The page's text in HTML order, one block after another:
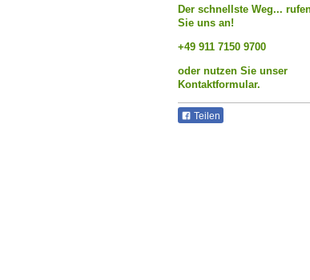
Der schnellste Weg...
Sie uns an!
+49 911 7150 9700
oder nutzen Sie unser
Kontaktformular.
Teilen